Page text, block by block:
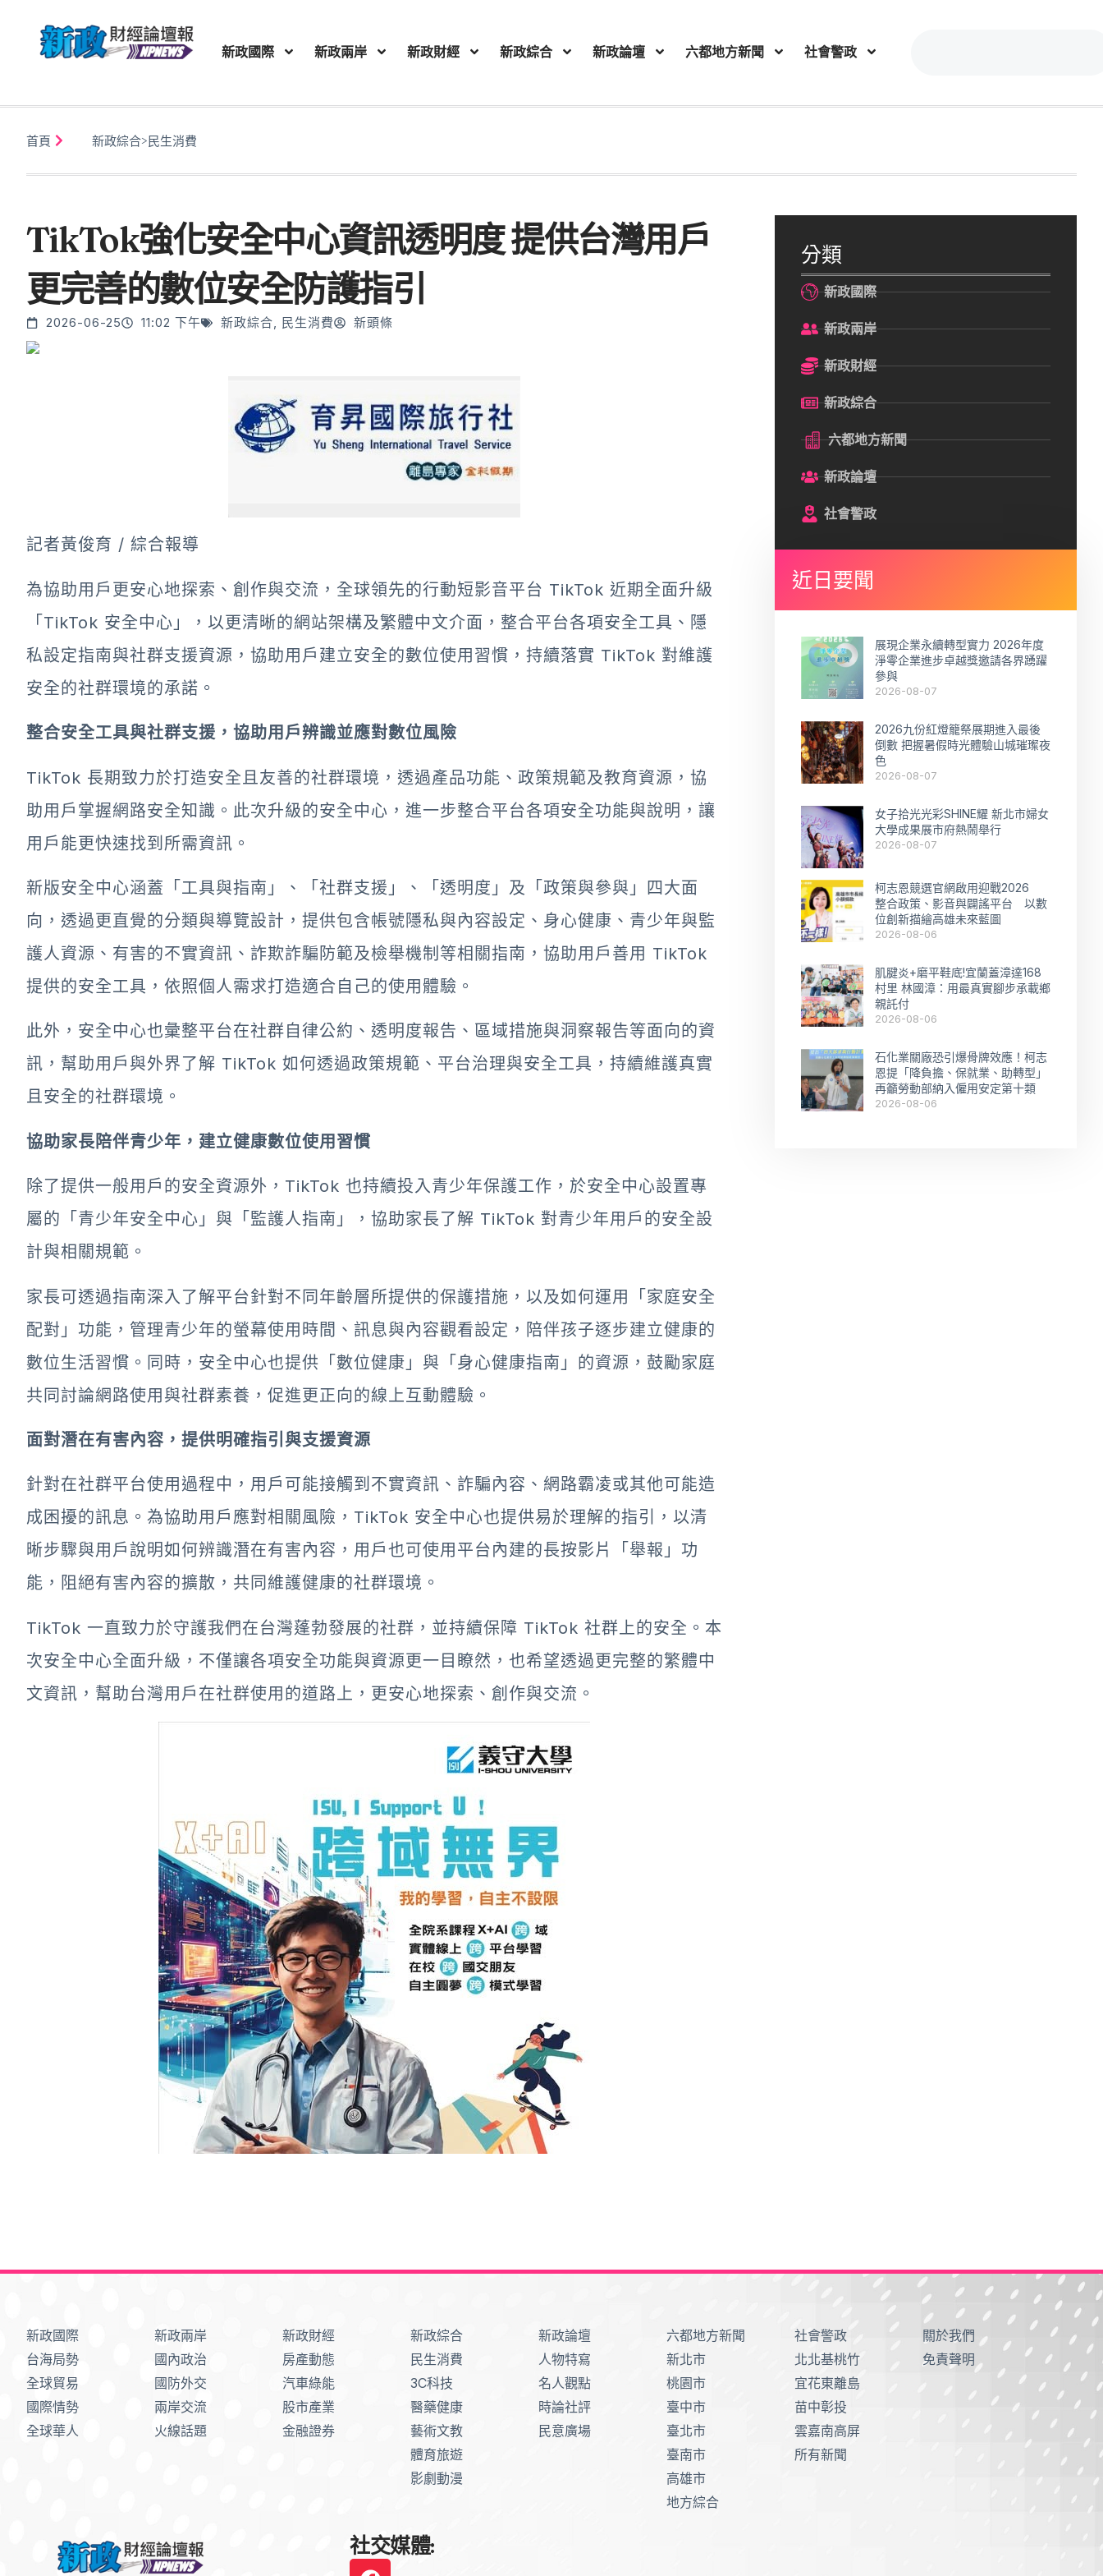
新政國際 新政兩岸 新政財經 新政綜合 新政論壇 六都地方新聞 社會警政
首頁 新政綜合>民生消費
TikTok強化安全中心資訊透明度 提供台灣用戶
更完善的數位安全防護指引
2026-06-25 11:02 下午 新政綜合, 民生消費 新頭條
記者黃俊育 / 綜合報導
為協助用戶更安心地探索、創作與交流，全球領先的行動短影音平台 TikTok 近期全面升級
「TikTok 安全中心」，以更清晰的網站架構及繁體中文介面，整合平台各項安全工具、隱
私設定指南與社群支援資源，協助用戶建立安全的數位使用習慣，持續落實 TikTok 對維護
安全的社群環境的承諾。
整合安全工具與社群支援，協助用戶辨識並應對數位風險
TikTok 長期致力於打造安全且友善的社群環境，透過產品功能、政策規範及教育資源，協
助用戶掌握網路安全知識。此次升級的安全中心，進一步整合平台各項安全功能與說明，讓
用戶能更快速找到所需資訊。
新版安全中心涵蓋「工具與指南」、「社群支援」、「透明度」及「政策與參與」四大面
向，透過更直覺的分類與導覽設計，提供包含帳號隱私與內容設定、身心健康、青少年與監
護人資源、有害的不實資訊、詐欺詐騙防範及檢舉機制等相關指南，協助用戶善用 TikTok
提供的安全工具，依照個人需求打造適合自己的使用體驗。
此外，安全中心也彙整平台在社群自律公約、透明度報告、區域措施與洞察報告等面向的資
訊，幫助用戶與外界了解 TikTok 如何透過政策規範、平台治理與安全工具，持續維護真實
且安全的社群環境。
協助家長陪伴青少年，建立健康數位使用習慣
除了提供一般用戶的安全資源外，TikTok 也持續投入青少年保護工作，於安全中心設置專
屬的「青少年安全中心」與「監護人指南」，協助家長了解 TikTok 對青少年用戶的安全設
計與相關規範。
家長可透過指南深入了解平台針對不同年齡層所提供的保護措施，以及如何運用「家庭安全
配對」功能，管理青少年的螢幕使用時間、訊息與內容觀看設定，陪伴孩子逐步建立健康的
數位生活習慣。同時，安全中心也提供「數位健康」與「身心健康指南」的資源，鼓勵家庭
共同討論網路使用與社群素養，促進更正向的線上互動體驗。
面對潛在有害內容，提供明確指引與支援資源
針對在社群平台使用過程中，用戶可能接觸到不實資訊、詐騙內容、網路霸凌或其他可能造
成困擾的訊息。為協助用戶應對相關風險，TikTok 安全中心也提供易於理解的指引，以清
晰步驟與用戶說明如何辨識潛在有害內容，用戶也可使用平台內建的長按影片「舉報」功
能，阻絕有害內容的擴散，共同維護健康的社群環境。
TikTok 一直致力於守護我們在台灣蓬勃發展的社群，並持續保障 TikTok 社群上的安全。本
次安全中心全面升級，不僅讓各項安全功能與資源更一目瞭然，也希望透過更完整的繁體中
文資訊，幫助台灣用戶在社群使用的道路上，更安心地探索、創作與交流。
分類
新政國際
新政兩岸
新政財經
新政綜合
六都地方新聞
新政論壇
社會警政
近日要聞
展現企業永續轉型實力 2026年度
淨零企業進步卓越獎邀請各界踴躍
參與
2026-08-07
2026九份紅燈籠祭展期進入最後
倒數 把握暑假時光體驗山城璀璨夜
色
2026-08-07
女子拾光光彩SHINE耀 新北市婦女
大學成果展市府熱鬧舉行
2026-08-07
柯志恩競選官網啟用迎戰2026
整合政策、影音與闢謠平台 以數
位創新描繪高雄未來藍圖
2026-08-06
肌腱炎+磨平鞋底!宜蘭蓋漳達168
村里 林國漳：用最真實腳步承載鄉
親託付
2026-08-06
石化業關廠恐引爆骨牌效應！柯志
恩提「降負擔、保就業、助轉型」
再籲勞動部納入僱用安定第十類
2026-08-06
新政國際
台海局勢
全球貿易
國際情勢
全球華人
新政兩岸
國內政治
國防外交
兩岸交流
火線話題
新政財經
房產動態
汽車綠能
股市產業
金融證券
新政綜合
民生消費
3C科技
醫藥健康
藝術文教
體育旅遊
影劇動漫
新政論壇
人物特寫
名人觀點
時論社評
民意廣場
六都地方新聞
新北市
桃園市
臺中市
臺北市
臺南市
高雄市
地方綜合
社會警政
北北基桃竹
宜花東離島
苗中彰投
雲嘉南高屏
所有新聞
關於我們
免責聲明
社交媒體: